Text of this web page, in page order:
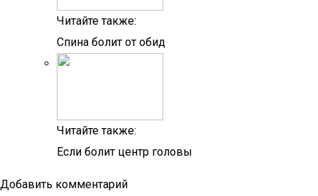
Читайте также:
Спина болит от обид
Читайте также:
Если болит центр головы
Добавить комментарий